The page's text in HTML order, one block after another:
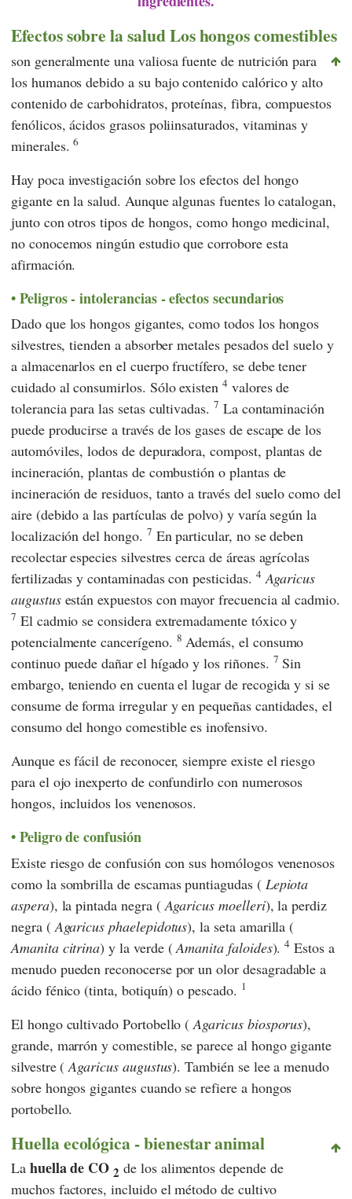
Efectos sobre la salud Los hongos comestibles
son generalmente una valiosa fuente de nutrición para
los humanos debido a su bajo contenido calórico y alto
contenido de carbohidratos, proteínas, fibra, compuestos
fenólicos, ácidos grasos poliinsaturados, vitaminas y
minerales.6
Hay poca investigación sobre los efectos del hongo
gigante en la salud. Aunque algunas fuentes lo catalogan,
junto con otros tipos de hongos, como hongo medicinal,
no conocemos ningún estudio que corrobore esta
afirmación.
Peligros - intolerancias - efectos secundarios
Dado que los hongos gigantes, como todos los hongos
silvestres, tienden a absorber metales pesados del suelo y
a almacenarlos en el cuerpo fructífero, se debe tener
cuidado al consumirlos. Sólo existen4 valores de
tolerancia para las setas cultivadas. 7 La contaminación
puede producirse a través de los gases de escape de los
automóviles, lodos de depuradora, compost, plantas de
incineración, plantas de combustión o plantas de
incineración de residuos, tanto a través del suelo como del
aire (debido a las partículas de polvo) y varía según la
localización del hongo. 7 En particular, no se deben
recolectar especies silvestres cerca de áreas agrícolas
fertilizadas y contaminadas con pesticidas. 4 Agaricus
augustusestán expuestos con mayor frecuencia al cadmio.
7 El cadmio se considera extremadamente tóxico y
potencialmente cancerígeno. 8 Además, el consumo
continuo puede dañar el hígado y los riñones. 7 Sin
embargo, teniendo en cuenta el lugar de recogida y si se
consume de forma irregular y en pequeñas cantidades, el
consumo del hongo comestible es inofensivo.
Aunque es fácil de reconocer, siempre existe el riesgo
para el ojo inexperto de confundirlo con numerosos
hongos, incluidos los venenosos.
Peligro de confusión
Existe riesgo de confusión con sus homólogos venenosos
como la sombrilla de escamas puntiagudas ( Lepiota
aspera), la pintada negra ( Agaricus moelleri), la perdiz
negra ( Agaricus phaelepidotus), la seta amarilla (
Amanita citrina) y la verde (Amanita faloides).4 Estos a
menudo pueden reconocerse por un olor desagradable a
ácido fénico (tinta, botiquín) o pescado. 1
El hongo cultivado Portobello (Agaricus biosporus),
grande, marrón y comestible, se parece al hongo gigante
silvestre (Agaricus augustus). También se lee a menudo
sobre hongos gigantes cuando se refiere a hongos
portobello.
Huella ecológica - bienestar animal
La huella de CO2 de los alimentos depende de
muchos factores, incluido el método de cultivo